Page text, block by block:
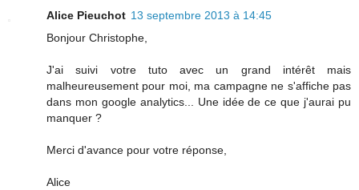
Alice Pieuchot 13 septembre 2013 à 14:45
Bonjour Christophe,
J'ai suivi votre tuto avec un grand intérêt mais
malheureusement pour moi, ma campagne ne s'affiche pas
dans mon google analytics... Une idée de ce que j'aurai pu
manquer ?
Merci d'avance pour votre réponse,
Alice